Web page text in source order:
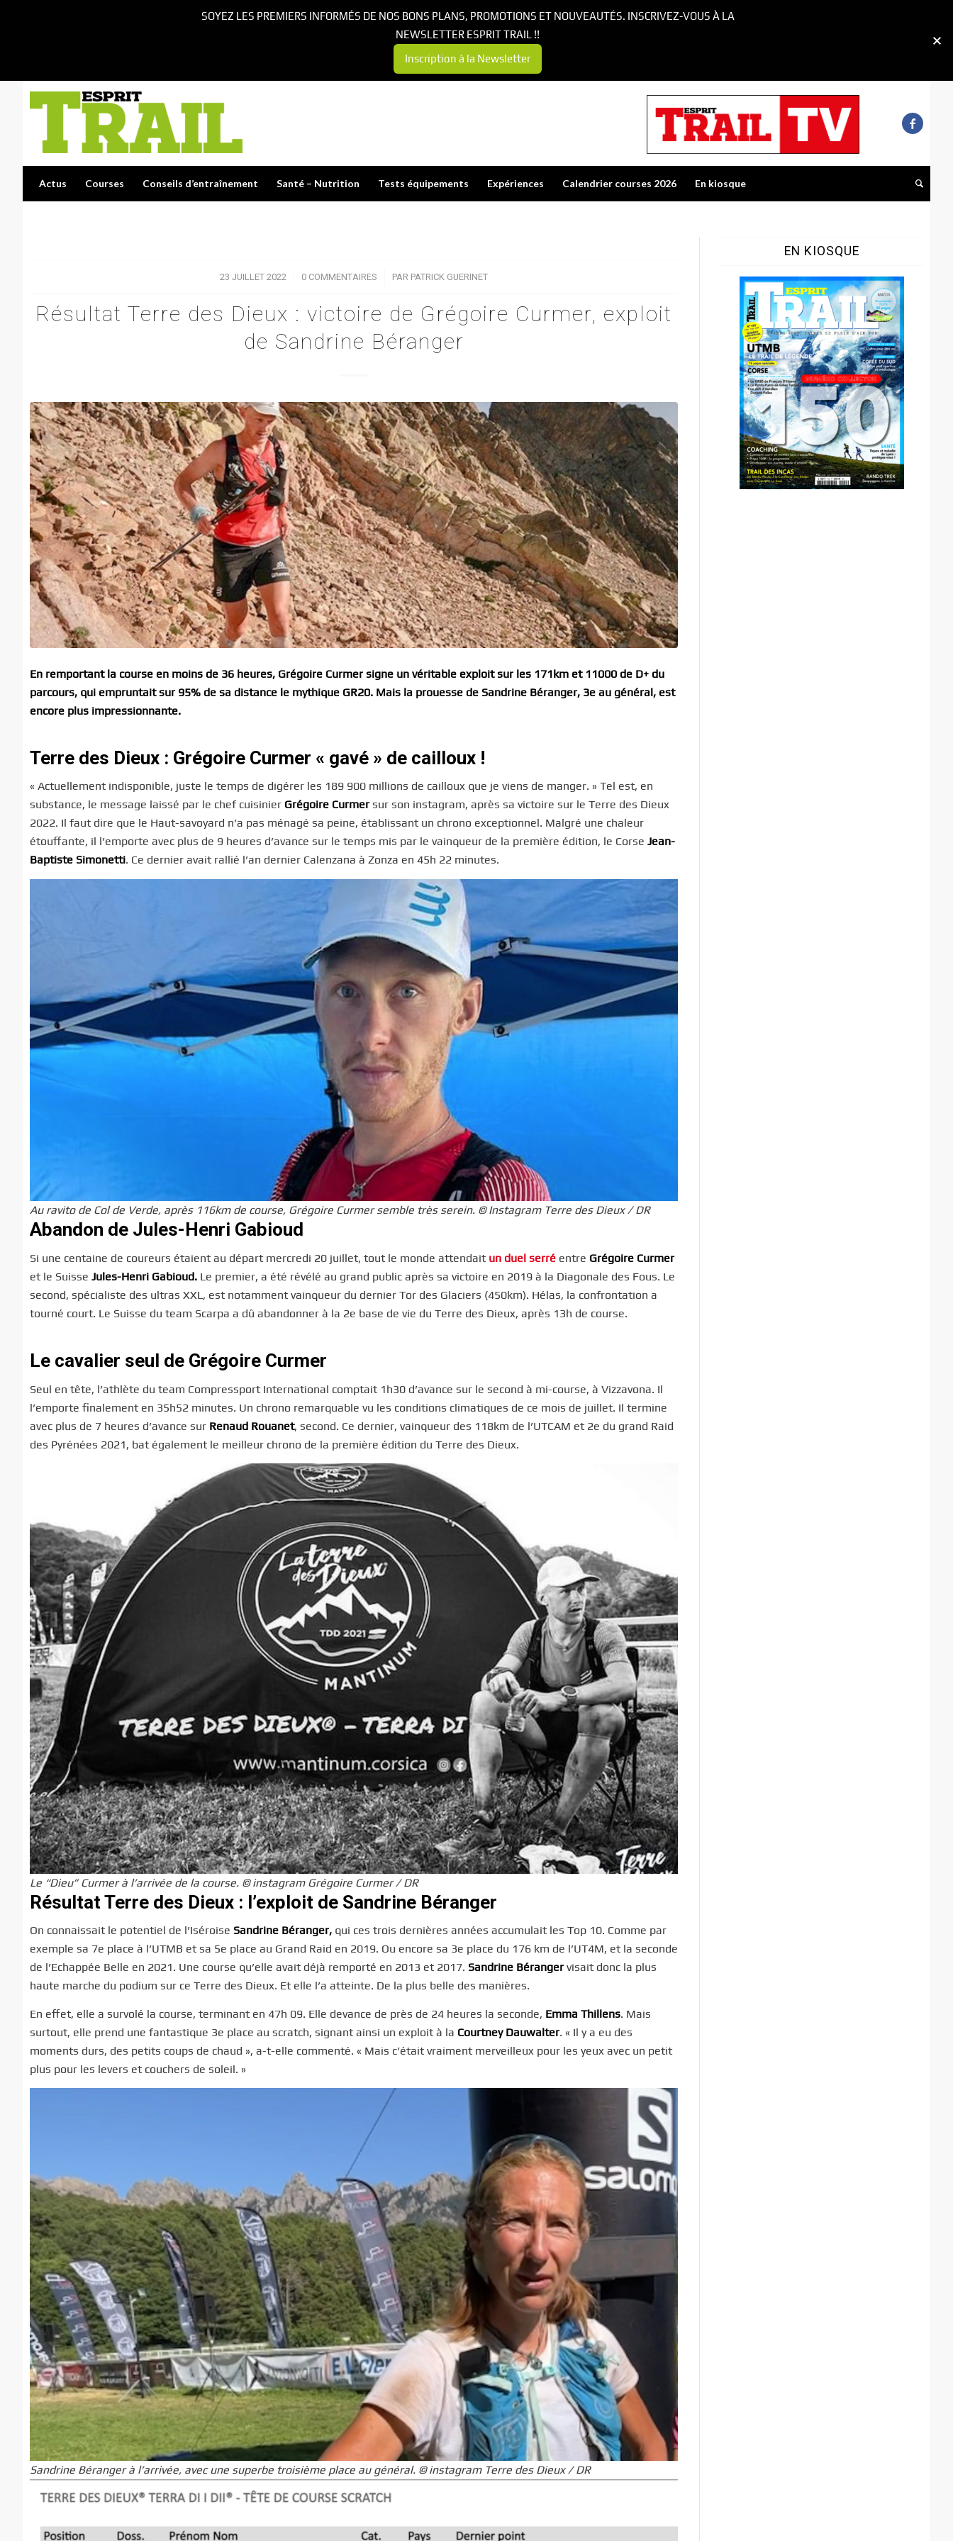
Actus Courses Conseils d’entraînement Santé – Nutrition Tests équipements Expériences Calendrier courses 2026 En kiosque
23 JUILLET 2022
/ 0 COMMENTAIRES
/ PAR PATRICK GUERINET
Résultat Terre des Dieux : victoire de Grégoire Curmer, exploit
de Sandrine Béranger
En remportant la course en moins de 36 heures, Grégoire Curmer signe un véritable exploit sur les 171km et 11000 de D+ du
parcours, qui empruntait sur 95% de sa distance le mythique GR20. Mais la prouesse de Sandrine Béranger, 3e au général, est
encore plus impressionnante.
Terre des Dieux : Grégoire Curmer « gavé » de cailloux !
« Actuellement indisponible, juste le temps de digérer les 189 900 millions de cailloux que je viens de manger. » Tel est, en
substance, le message laissé par le chef cuisinier Grégoire Curmer sur son instagram, après sa victoire sur le Terre des Dieux
2022. Il faut dire que le Haut-savoyard n’a pas ménagé sa peine, établissant un chrono exceptionnel. Malgré une chaleur
étouffante, il l’emporte avec plus de 9 heures d’avance sur le temps mis par le vainqueur de la première édition, le Corse Jean-
Baptiste Simonetti. Ce dernier avait rallié l’an dernier Calenzana à Zonza en 45h 22 minutes.
Au ravito de Col de Verde, après 116km de course, Grégoire Curmer semble très serein. © Instagram Terre des Dieux / DR
Abandon de Jules-Henri Gabioud
Si une centaine de coureurs étaient au départ mercredi 20 juillet, tout le monde attendait un duel serré entre Grégoire Curmer
et le Suisse Jules-Henri Gabioud. Le premier, a été révélé au grand public après sa victoire en 2019 à la Diagonale des Fous. Le
second, spécialiste des ultras XXL, est notamment vainqueur du dernier Tor des Glaciers (450km). Hélas, la confrontation a
tourné court. Le Suisse du team Scarpa a dû abandonner à la 2e base de vie du Terre des Dieux, après 13h de course.
Le cavalier seul de Grégoire Curmer
Seul en tête, l’athlète du team Compressport International comptait 1h30 d’avance sur le second à mi-course, à Vizzavona. Il
l’emporte finalement en 35h52 minutes. Un chrono remarquable vu les conditions climatiques de ce mois de juillet. Il termine
avec plus de 7 heures d’avance sur Renaud Rouanet, second. Ce dernier, vainqueur des 118km de l’UTCAM et 2e du grand Raid
des Pyrénées 2021, bat également le meilleur chrono de la première édition du Terre des Dieux.
Le “Dieu” Curmer à l’arrivée de la course. © instagram Grégoire Curmer / DR
Résultat Terre des Dieux : l’exploit de Sandrine Béranger
On connaissait le potentiel de l’Iséroise Sandrine Béranger, qui ces trois dernières années accumulait les Top 10. Comme par
exemple sa 7e place à l’UTMB et sa 5e place au Grand Raid en 2019. Ou encore sa 3e place du 176 km de l’UT4M, et la seconde
de l’Echappée Belle en 2021. Une course qu’elle avait déjà remporté en 2013 et 2017. Sandrine Béranger visait donc la plus
haute marche du podium sur ce Terre des Dieux. Et elle l’a atteinte. De la plus belle des manières.
En effet, elle a survolé la course, terminant en 47h 09. Elle devance de près de 24 heures la seconde, Emma Thillens. Mais
surtout, elle prend une fantastique 3e place au scratch, signant ainsi un exploit à la Courtney Dauwalter. « Il y a eu des
moments durs, des petits coups de chaud », a-t-elle commenté. « Mais c’était vraiment merveilleux pour les yeux avec un petit
plus pour les levers et couchers de soleil. »
Sandrine Béranger à l’arrivée, avec une superbe troisième place au général. © instagram Terre des Dieux / DR
EN KIOSQUE
SOYEZ LES PREMIERS INFORMÉS DE NOS BONS PLANS, PROMOTIONS ET NOUVEAUTÉS. INSCRIVEZ-VOUS À LA
NEWSLETTER ESPRIT TRAIL !!
Inscription à la Newsletter